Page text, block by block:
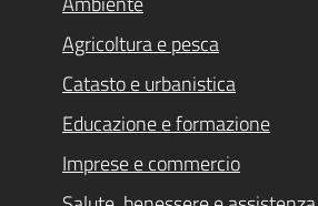
Agricoltura e pesca
Catasto e urbanistica
Educazione e formazione
Imprese e commercio